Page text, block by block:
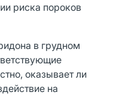
риска пороков
в грудном
оказывает ли
на